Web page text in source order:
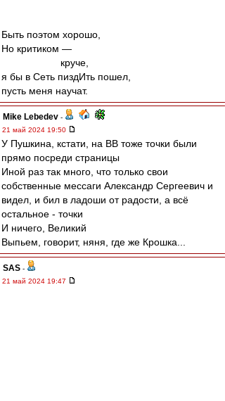
Быть поэтом хорошо,
Но критиком —
круче,
я бы в Сеть пиздИть пошел,
пусть меня научат.
Mike Lebedev -
21 май 2024 19:50
У Пушкина, кстати, на ВВ тоже точки были
прямо посреди страницы
Иной раз так много, что только свои
собственные мессаги Александр Сергеевич и
видел, и бил в ладоши от радости, а всё
остальное - точки
И ничего, Великий
Выпьем, говорит, няня, где же Крошка...
SAS -
21 май 2024 19:47